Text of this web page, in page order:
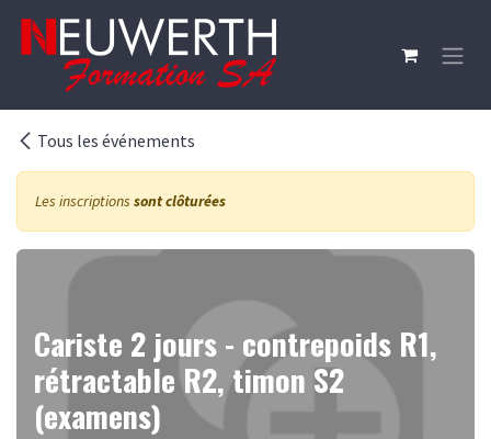
Tous les événements
Les inscriptions sont clôturées
Cariste 2 jours - contrepoids R1,
rétractable R2, timon S2
(examens)